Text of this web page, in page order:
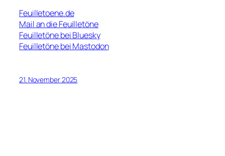
Feuilletoene.de
Mail an die Feuilletöne
Feuilletöne bei Bluesky
Feuilletöne bei Mastodon
21. November 2025